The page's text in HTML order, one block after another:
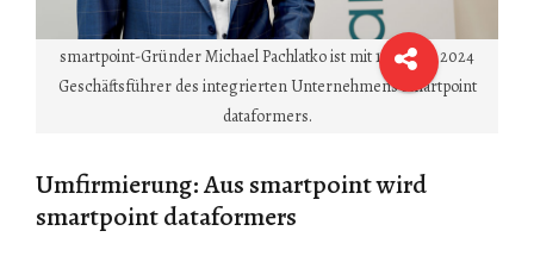
smartpoint-Gründer Michael Pachlatko ist mit 1. Jänner 2024
Geschäftsführer des integrierten Unternehmens smartpoint
dataformers.
Umfirmierung: Aus smartpoint wird
smartpoint dataformers